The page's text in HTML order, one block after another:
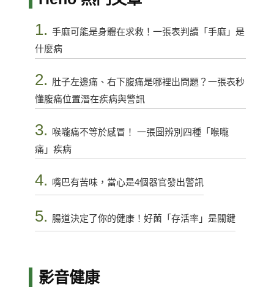
1. 手麻可能是身體在求救！一張表判讀「手麻」是
什麼病
2. 肚子左邊痛、右下腹痛是哪裡出問題？一張表秒
懂腹痛位置潛在疾病與警訊
3.
喉嚨痛不等於感冒！ 一張圖辨別四種「喉嚨
痛」疾病
4. 嘴巴有苦味，當心是4個器官發出警訊
5. 腸道決定了你的健康！好菌「存活率」是關鍵
影音健康